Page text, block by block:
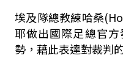
埃及隊總教練哈桑
耶做出國際足總官
勢，藉此表達對裁判